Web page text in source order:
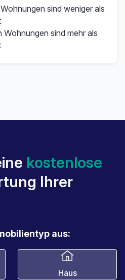
sind weniger als
sind mehr als
kostenlose
Ihrer
aus:
Haus